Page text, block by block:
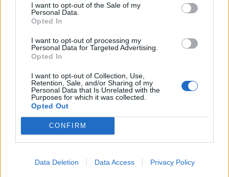
I want to opt-out of the Sale of my
Personal Data.
Opted In
I want to opt-out of processing my
Personal Data for Targeted Advertising.
Opted In
I want to opt-out of Collection, Use,
Retention, Sale, and/or Sharing of my
Personal Data that Is Unrelated with the
Purposes for which it was collected.
Opted Out
CONFIRM
Data Deletion Data Access Privacy Policy
és ennyi. A bolt már engem nem érdekel,
szóval a
cseresznyét elvittem anyóshoz, holnap megyek a
31.5.26
magdi06
magdi06 írta:↑
Köszönöm szépen.Biztos igy történhetett.Mind három
felhősorom meg van.